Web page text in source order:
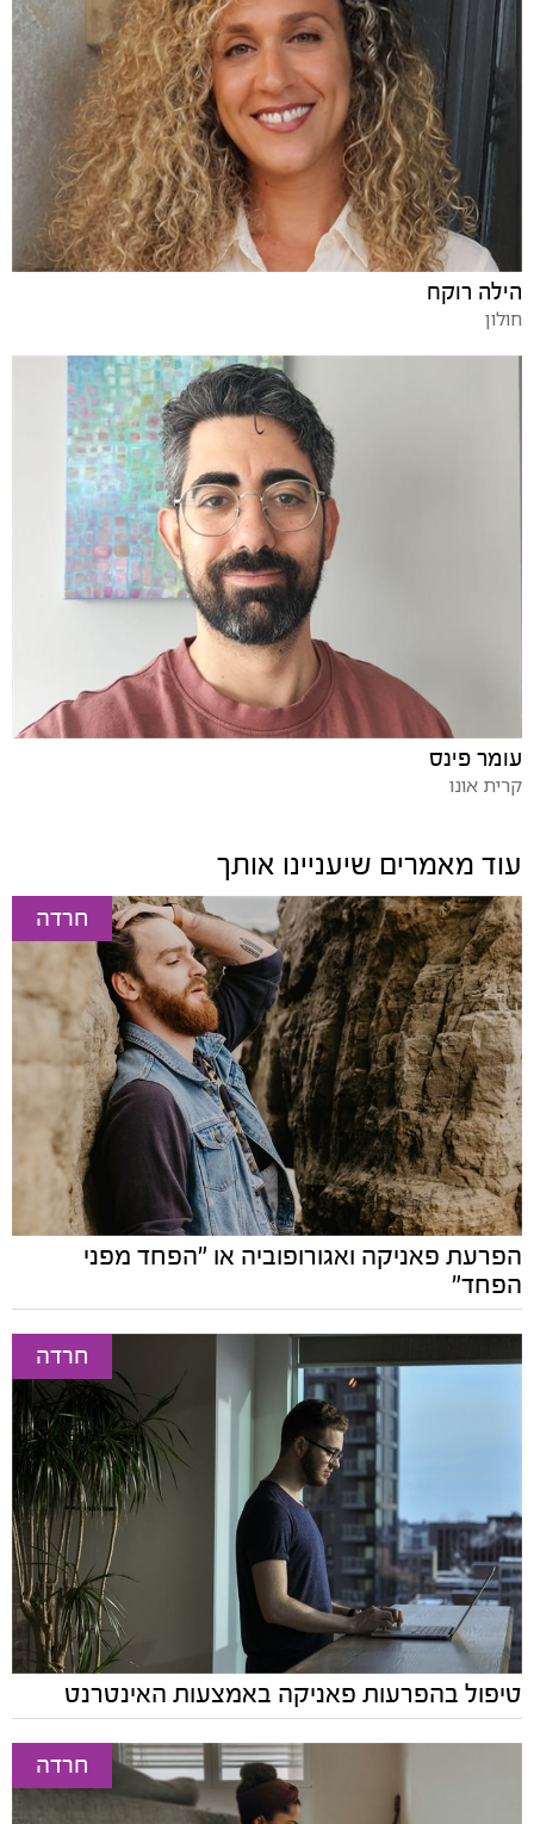
הילה רוקח
חולון
עומר פינס
קרית אונו
עוד מאמרים שיעניינו אותך
חרדה
הפרעת פאניקה ואגורופוביה או "הפחד מפני
הפחד"
חרדה
טיפול בהפרעות פאניקה באמצעות האינטרנט
חרדה